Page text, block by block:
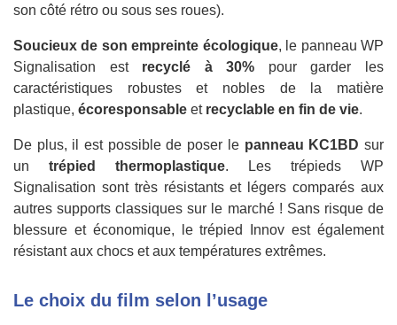
son côté rétro ou sous ses roues).
Soucieux de son empreinte écologique, le panneau WP
Signalisation est recyclé à 30% pour garder les
caractéristiques robustes et nobles de la matière
plastique, écoresponsable et recyclable en fin de vie.
De plus, il est possible de poser le panneau KC1BD sur
un trépied thermoplastique. Les trépieds WP
Signalisation sont très résistants et légers comparés aux
autres supports classiques sur le marché ! Sans risque de
blessure et économique, le trépied Innov est également
résistant aux chocs et aux températures extrêmes.
Le choix du film selon l’usage